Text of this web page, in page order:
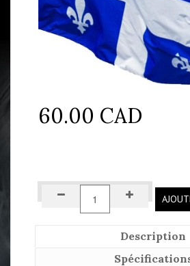
60.00 CAD
Description